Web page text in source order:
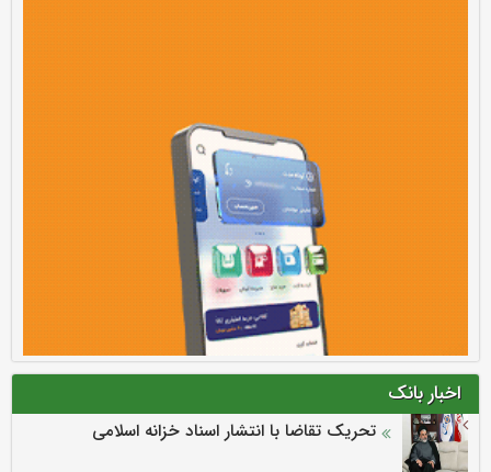
اخبار بانک
تحریک تقاضا با انتشار اسناد خزانه اسلامی